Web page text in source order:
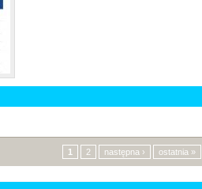
1 2 następna › ostatnia »